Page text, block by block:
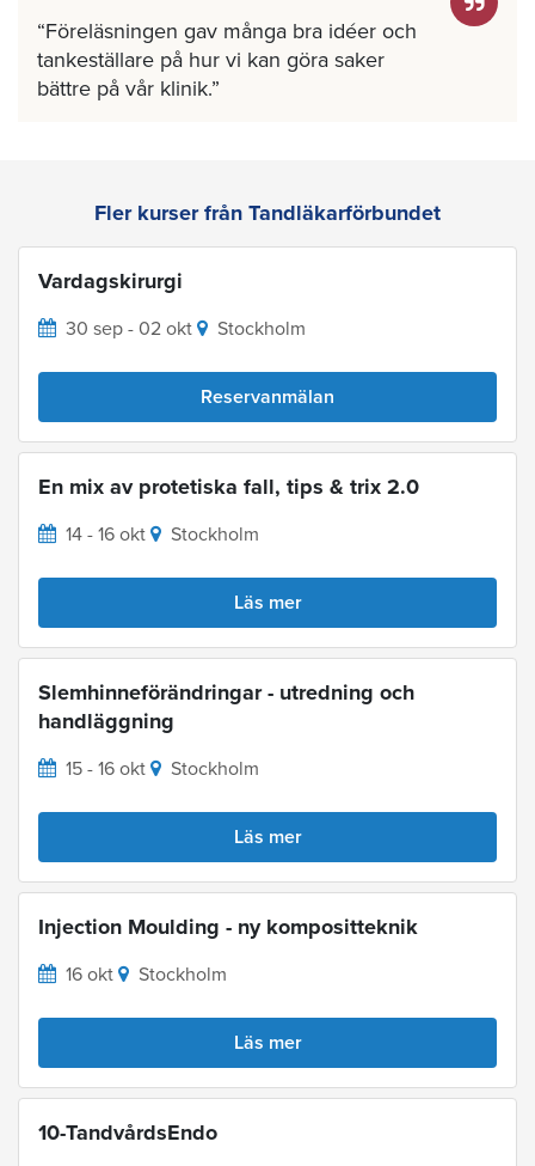
Föreläsningen gav många bra idéer och
tankeställare på hur vi kan göra saker
bättre på vår klinik.
Fler kurser från Tandläkarförbundet
Vardagskirurgi
30 sep - 02 okt Stockholm
Reservanmälan
En mix av protetiska fall, tips & trix 2.0
14 - 16 okt Stockholm
Läs mer
Slemhinneförändringar - utredning och
handläggning
15 - 16 okt Stockholm
Läs mer
Injection Moulding - ny kompositteknik
16 okt Stockholm
Läs mer
10-TandvårdsEndo